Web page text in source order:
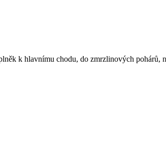
k hlavnímu chodu, do zmrzlinových pohárů,